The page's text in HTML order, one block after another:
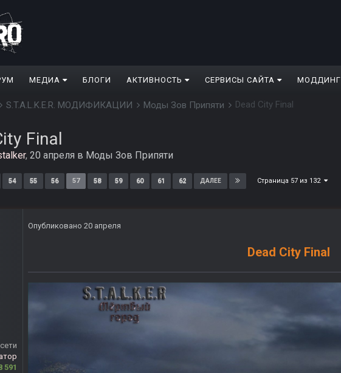
МЕДИА БЛОГИ АКТИВНОСТЬ СЕРВИСЫ САЙТА МОДДИНГ
S.T.A.L.K.E.R. МОДИФИКАЦИИ Моды Зов Припяти Dead City Final
Final
, 20 апреля в Моды Зов Припяти
54 55 56 57 58 59 60 61 62 ДАЛЕЕ Страница 57 из 132
591
Опубликовано 20 апреля
Dead City Final